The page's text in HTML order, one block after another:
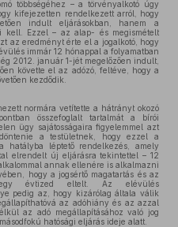
többségéhez – a törvényalkotó úgy
kifejezetten rendelkezett arról, hogy
indult eljárásokban, hanem a
kell. Ezzel – az alap- és megismételt
az eredményt érte el a jogalkotó, hogy
immár 12 hónappal a folyamatban
2012. január 1-jét megelőzően indult,
követte el az adózó, feltéve, hogy a
kezdődik.
normára vetítette a hátrányt okozó
összefoglalt tartalmát a bírói
ügy sajátosságaira figyelemmel azt
a testületnek, hogy ezzel a
léptető rendelkezés, amely
elrendelt új eljárásra tekintettel – 12
annak ellenére is alkalmazni
hogy a jogsértő magatartás és az
évtized eltelt. Az elévülés
pedig az, hogy kizárólag általa válik
az adóhiány és az azzal
az adó megállapításához való jog
hatósági eljárás ideje alatt.